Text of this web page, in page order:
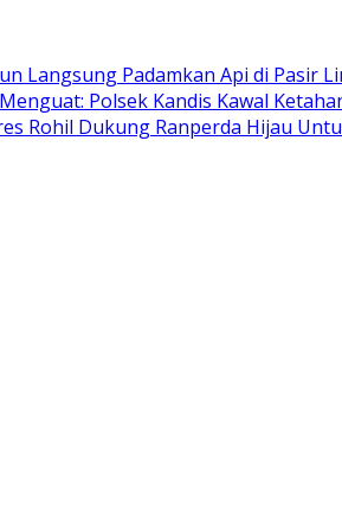
Langsung Padamkan Api di Pasir
Polsek Kandis Kawal
Rohil Dukung Ranperda Hijau